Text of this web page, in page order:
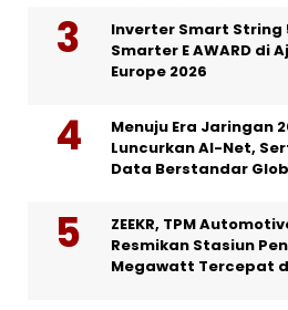
Inverter Smart String
Smarter E AWARD di
Europe 2026
Menuju Era Jaringan
Luncurkan AI-Net,
Data Berstandar
ZEEKR, TPM
Resmikan Stasiun
Megawatt Tercepat